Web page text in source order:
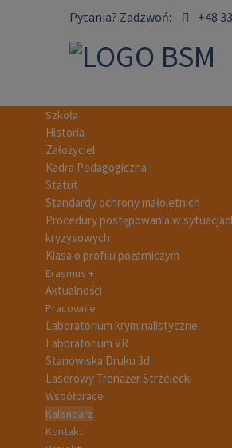
Pytania? Zadzwoń: +48
Szkoła
Historia
Założyciel
Kadra Pedagogiczna
Statut
Standardy ochrony małoletnich
Procedury postępowania w
kryzysowych
Klasa o profilu pożarniczym
Erasmus +
Aktualności
Pracownie
Laboratorium kryminalistyczne
Laboratorium VR
Stanowiska Druku 3d
Laserowy Trenażer Strzelecki
Współprace
Kalendarz
Kontakt